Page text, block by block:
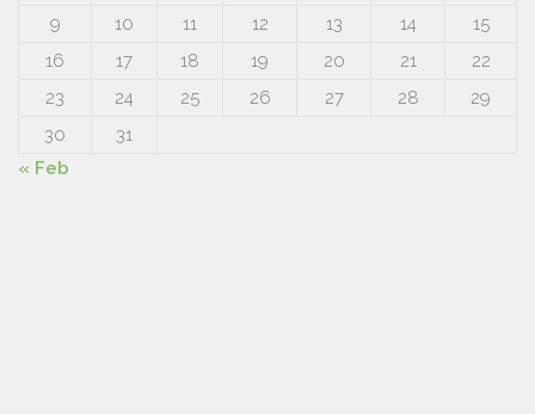
9
10 11 12 13 14
15
16
17 18 19 20 21
22
23
24 25 26 27 28
29
30
31
« Feb